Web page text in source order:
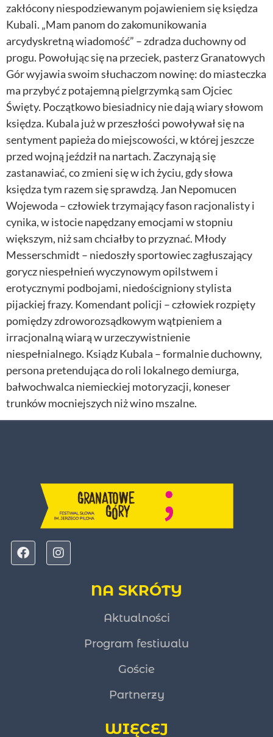
zakłócony niespodziewanym pojawieniem się księdza
Kubali. „Mam panom do zakomunikowania
arcydyskretną wiadomość” – zdradza duchowny od
progu. Powołując się na przeciek, pasterz Granatowych
Gór wyjawia swoim słuchaczom nowinę: do miasteczka
ma przybyć z potajemną pielgrzymką sam Ojciec
Święty. Początkowo biesiadnicy nie dają wiary słowom
księdza. Kubala już w przeszłości powoływał się na
sentyment papieża do miejscowości, w której jeszcze
przed wojną jeździł na nartach. Zaczynają się
zastanawiać, co zmieni się w ich życiu, gdy słowa
księdza tym razem się sprawdzą. Jan Nepomucen
Wojewoda – człowiek trzymający fason racjonalisty i
cynika, w istocie napędzany emocjami w stopniu
większym, niż sam chciałby to przyznać. Młody
Messerschmidt – niedoszły sportowiec zagłuszający
gorycz niespełnień wyczynowym opilstwem i
erotycznymi podbojami, niedościgniony stylista
pijackiej frazy. Komendant policji – człowiek rozpięty
pomiędzy zdroworozsądkowym wątpieniem a
irracjonalną wiarą w urzeczywistnienie
niespełnialnego. Ksiądz Kubala – formalnie duchowny,
persona pretendująca do roli lokalnego demiurga,
bałwochwalca niemieckiej motoryzacji, koneser
trunków mocniejszych niż wino mszalne.
NA SKRÓTY
Aktualności
Program festiwalu
Goście
Partnerzy
WIĘCEJ